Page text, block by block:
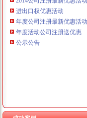
本站导航
进出口权优惠活动
年度公司注册最新优惠活动
年度活动公司注册送优惠
公示公告